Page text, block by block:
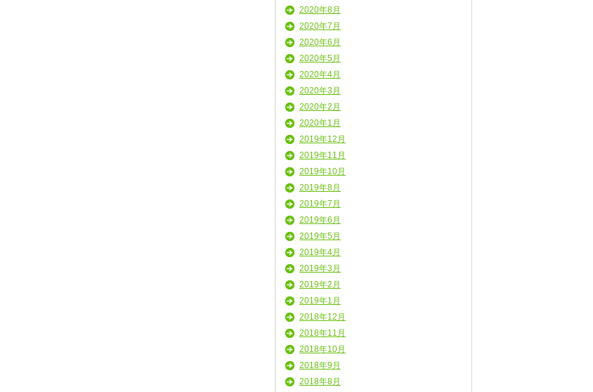
2020年8月
2020年7月
2020年6月
2020年5月
2020年4月
2020年3月
2020年2月
2020年1月
2019年12月
2019年11月
2019年10月
2019年8月
2019年7月
2019年6月
2019年5月
2019年4月
2019年3月
2019年2月
2019年1月
2018年12月
2018年11月
2018年10月
2018年9月
2018年8月